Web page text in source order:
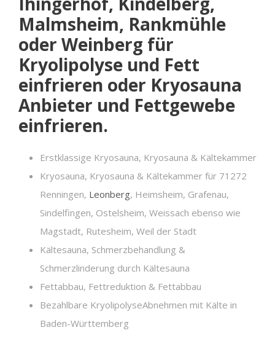
Malmsheim, Rankmühle
oder Weinberg für
Kryolipolyse und Fett
einfrieren oder Kryosauna
Anbieter und Fettgewebe
einfrieren.
Erstklassige Kryosauna, Kryosauna & Kältekammer
Kryosauna, Kryosauna & Kältekammer für 71272
Renningen, Leonberg, Heimsheim, Grafenau,
Sindelfingen, Ostelsheim, Weissach ebenso wie
Magstadt, Rutesheim, Weil der Stadt
Kältesauna, Schmerzbehandlung &
Schmerzlinderung durch Kältesauna
Fettabbau, Fettreduktion & Fettabbau
Bezahlbare KryolipolyseAbnehmen mit Kälte in
Baden-Württemberg